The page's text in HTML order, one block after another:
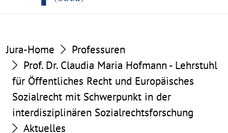
Jura-Home
Professuren
Prof. Dr. Claudia Maria Hofmann - Lehrstuhl
für Öffentliches Recht und Europäisches
Sozialrecht mit Schwerpunkt in der
interdisziplinären Sozialrechtsforschung
Aktuelles